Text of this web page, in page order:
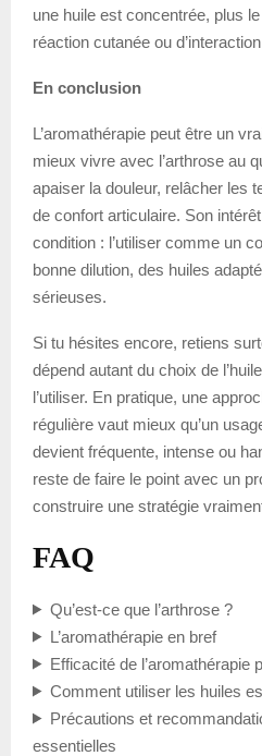
une huile est concentrée, plus
réaction cutanée ou
En conclusion
L’aromathérapie peut être un
mieux vivre avec l’arthrose au
apaiser la douleur, relâcher les
de confort articulaire. Son
condition : l’utiliser comme un
bonne dilution, des huiles
sérieuses.
Si tu hésites encore, retiens
dépend autant du choix de
l’utiliser. En pratique, une
régulière vaut mieux qu’un
devient fréquente, intense ou
reste de faire le point avec un
construire une stratégie
FAQ
Qu’est-ce que l’arthrose ?
L’aromathérapie en bref
Efficacité de l’aromathérapie
Comment utiliser les huiles
Précautions et
essentielles